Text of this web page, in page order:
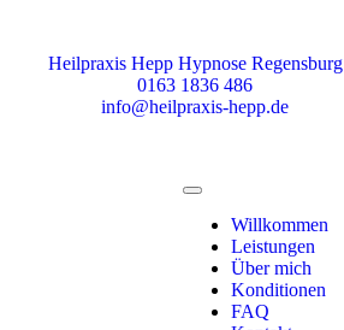
Heilpraxis Hepp Hypnose Regensburg
0163 1836 486
info@heilpraxis-hepp.de
Willkommen
Leistungen
Über mich
Konditionen
FAQ